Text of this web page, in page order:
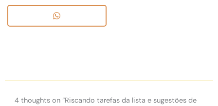
4 thoughts on “Riscando tarefas da lista e sugestões de